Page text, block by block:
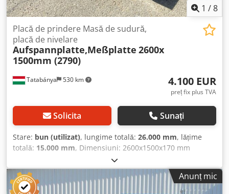
1 /8
Tatabánya 530 km
Placă de prindere Masă de sudură,
placă de nivelare
Aufspannplatte,Meßplatte 2600x
1500mm (2790)
4.100 EUR
preț fix plus TVA
Solicita Sunați
Stare: bun (utilizat), lungime totală: 26.000 mm, lățime
totală: 15.000 mm, Dimensiuni: 2600x1500x170 mm
Anunț mic